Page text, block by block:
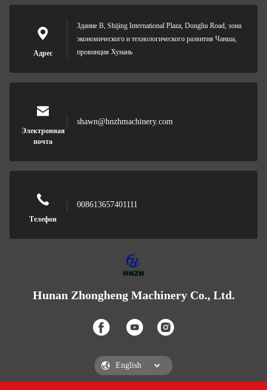
Адрес
Здание B, Shijing International Plaza, Dongliu Road, зона
экономического и технологического развития Чанша,
провинция Хунань
Электронная
почта
shawn@hnzhmachinery.com
Телефон
008613657401111
Hunan Zhongheng Machinery Co., Ltd.